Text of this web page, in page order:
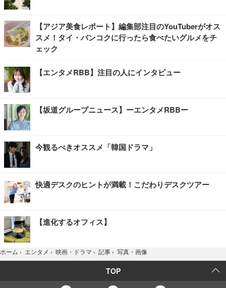
【アジア美食レポート】編集部注目のYouTuberがオス
スメ！タイ・バンコクに行ったら食べたいグルメをチ
ェック
【エンタメRBB】注目の人にインタビュー
【坂道グループニュース】ーエンタメRBBー
今観るべきオススメ「韓国ドラマ」
快適デスクのヒントが満載！こだわりデスクツアー
【進化するオフィス】
ホーム › エンタメ › 映画・ドラマ › 記事 › 写真・画像
TOP